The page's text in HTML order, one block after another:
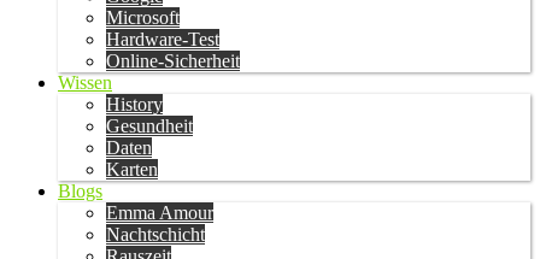
Microsoft
Hardware-Test
Online-Sicherheit
Wissen
History
Gesundheit
Daten
Karten
Blogs
Emma Amour
Nachtschicht